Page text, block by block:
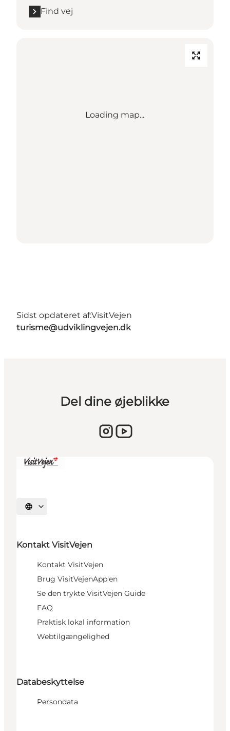
Find vej
Loading map...
Sidst opdateret af:VisitVejen
turisme@udviklingvejen.dk
Del dine øjeblikke
Vælg sprog
Kontakt VisitVejen
Kontakt VisitVejen
Brug VisitVejenApp'en
Se den trykte VisitVejen Guide
FAQ
Praktisk lokal information
Webtilgængelighed
Databeskyttelse
Persondata